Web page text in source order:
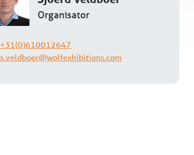
Organisator
+31(0)610012647
s.veldboer@wolfexhibitions.com